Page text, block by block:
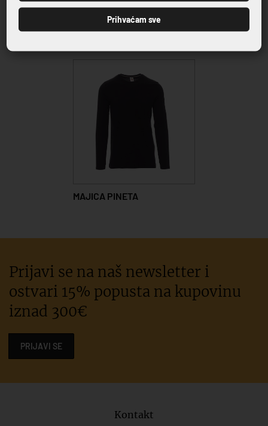
Povezani proizvodi
MAJICA PINETA
Prijavi se na naš newsletter i
ostvari 15% popusta na kupovinu
iznad 300€
PRIJAVI SE
Kontakt
Prihvaćam sve